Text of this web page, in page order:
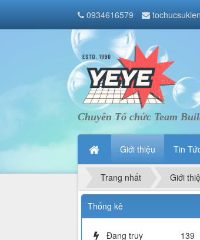
0934616579
Chuyên Tổ chức Team
Giới thiệu Tin
Trang nhất Giới
Thống kê
Đang truy
139